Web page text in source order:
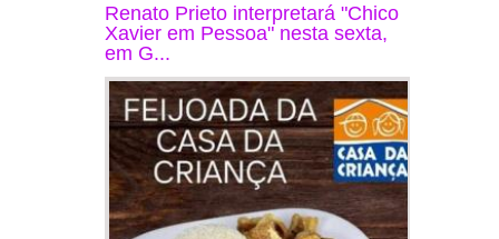
Renato Prieto interpretará "Chico
Xavier em Pessoa" nesta sexta,
em G...